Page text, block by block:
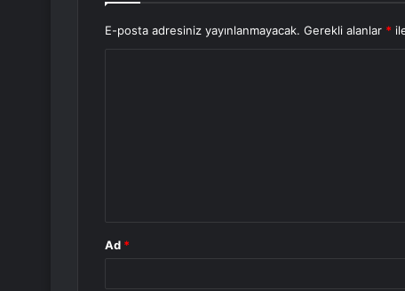
E-posta adresiniz yayınlanmayacak. Gerekli alanlar *
Ad *